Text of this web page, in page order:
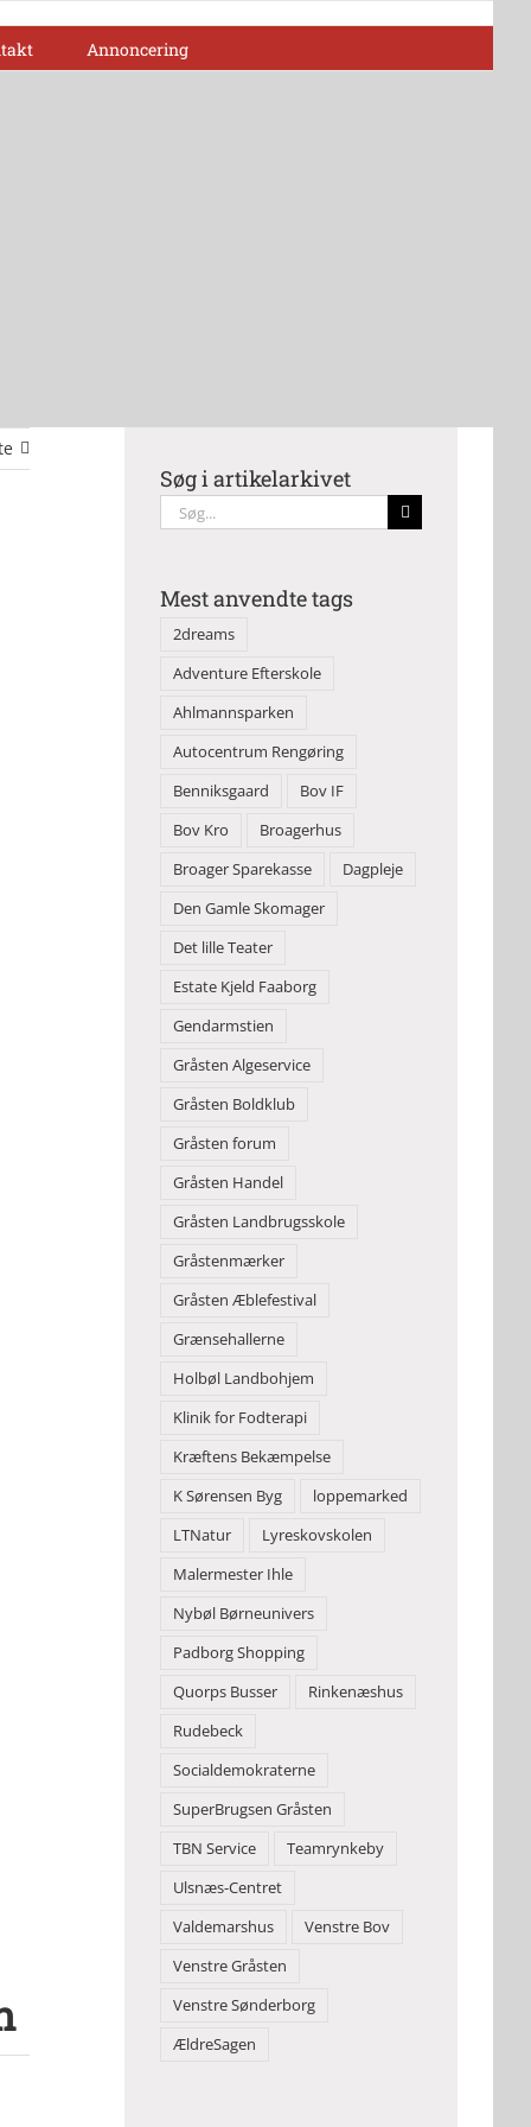
Annoncering
Søg i artikelarkivet
Søg
efter:
Mest anvendte tags
2dreams
Adventure Efterskole
Ahlmannsparken
Autocentrum Rengøring
Benniksgaard
Bov IF
Bov Kro
Broagerhus
Broager Sparekasse
Dagpleje
Den Gamle Skomager
Det lille Teater
Estate Kjeld Faaborg
Gendarmstien
Gråsten Algeservice
Gråsten Boldklub
Gråsten forum
Gråsten Handel
Gråsten Landbrugsskole
Gråstenmærker
Gråsten Æblefestival
Grænsehallerne
Holbøl Landbohjem
Klinik for Fodterapi
Kræftens Bekæmpelse
K Sørensen Byg
loppemarked
LTNatur
Lyreskovskolen
Malermester Ihle
Nybøl Børneunivers
Padborg Shopping
Quorps Busser
Rinkenæshus
Rudebeck
Socialdemokraterne
SuperBrugsen Gråsten
TBN Service
Teamrynkeby
Ulsnæs-Centret
Valdemarshus
Venstre Bov
Venstre Gråsten
Venstre Sønderborg
ÆldreSagen